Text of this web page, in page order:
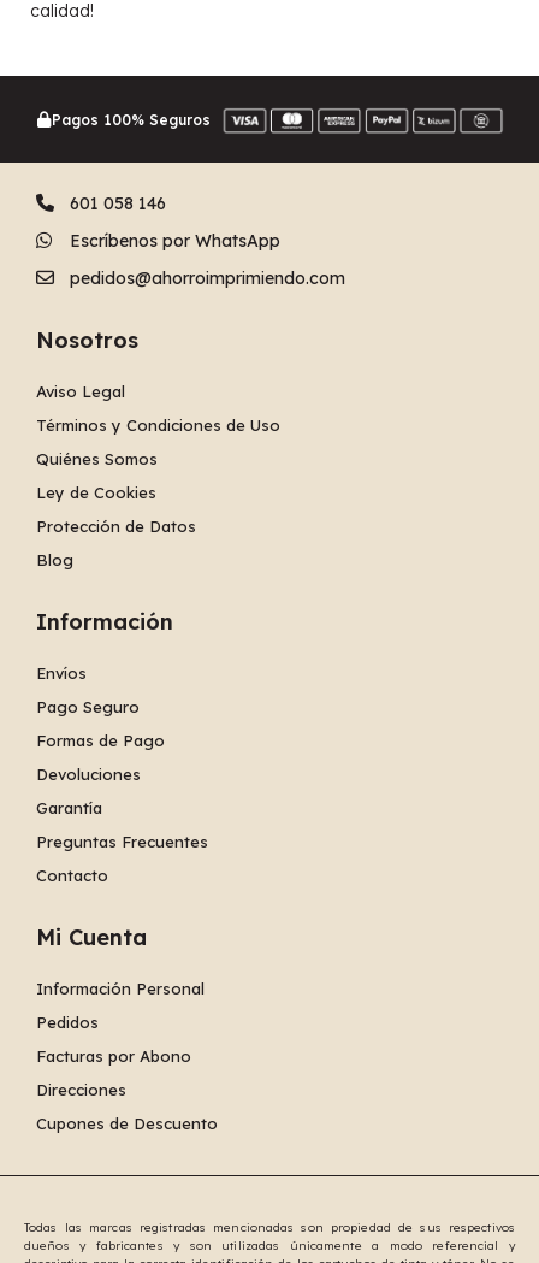
calidad!
Pagos 100% Seguros
601 058 146
Escríbenos por WhatsApp
pedidos@ahorroimprimiendo.com
Nosotros
Aviso Legal
Términos y Condiciones de Uso
Quiénes Somos
Ley de Cookies
Protección de Datos
Blog
Información
Envíos
Pago Seguro
Formas de Pago
Devoluciones
Garantía
Preguntas Frecuentes
Contacto
Mi Cuenta
Información Personal
Pedidos
Facturas por Abono
Direcciones
Cupones de Descuento
Todas las marcas registradas mencionadas son propiedad de sus respectivos
dueños y fabricantes y son utilizadas únicamente a modo referencial y